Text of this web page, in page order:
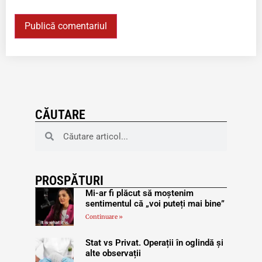
CĂUTARE
PROSPĂTURI
Mi-ar fi plăcut să moștenim
sentimentul că „voi puteți mai bine”
Continuare »
Stat vs Privat. Operații în oglindă și
alte observații